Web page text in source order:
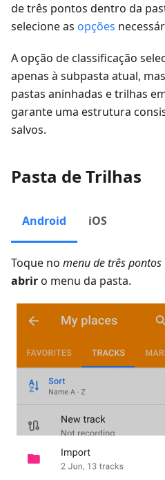
de três pontos dentro da
selecione as opções
A opção de classificação
apenas à subpasta atual,
pastas aninhadas e trilhas
garante uma estrutura
salvos.
Pasta de Trilhas
Android iOS
Toque no menu de três pontos
abriro menu da pasta.